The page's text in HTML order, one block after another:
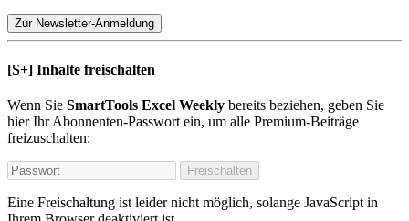
Zur Newsletter-Anmeldung
[S+] Inhalte freischalten
Wenn Sie SmartTools Excel Weekly bereits beziehen, geben Sie
hier Ihr Abonnenten-Passwort ein, um alle Premium-Beiträge
freizuschalten:
Freischalten
Eine Freischaltung ist leider nicht möglich, solange JavaScript in